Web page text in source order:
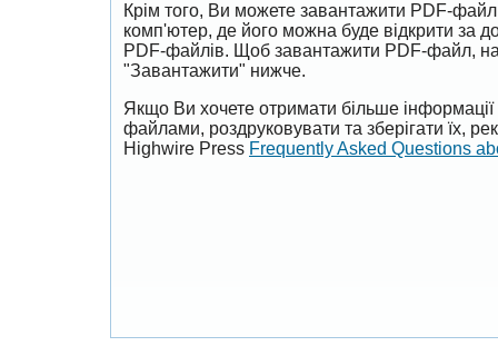
Крім того, Ви можете завантажити PDF-
комп'ютер, де його можна буде відкрити за
PDF-файлів. Щоб завантажити PDF-файл,
"Завантажити" нижче.
Якщо Ви хочете отримати більше
файлами, роздруковувати та зберігати їх,
Highwire Press Frequently Asked Questions